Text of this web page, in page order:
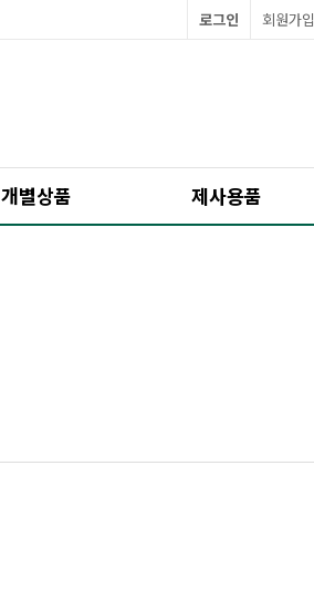
회원가입
로그인
개별상품 제사용품